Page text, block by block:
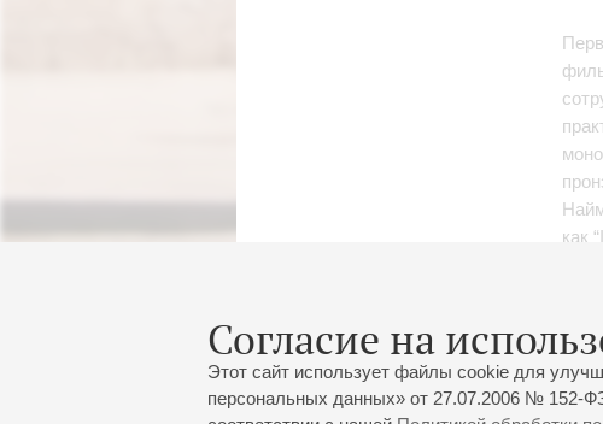
Согласие на
Этот сайт использует файлы cookie для
персональных данных» от 27.07.2006 № 152-
как
В